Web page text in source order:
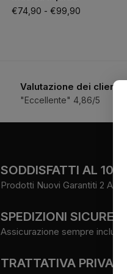
€74,90 - €99,90
Valutazione dei clienti
"Eccellente" 4,86/5
SODDISFATTI AL 100%
Prodotti Nuovi Garantiti 2 Anni.
SPEDIZIONI SICURE
Assicurazione sempre inclusa.
TRATTATIVA PRIVATA